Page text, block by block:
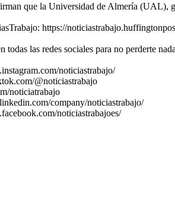
que la Universidad de Almería (UAL),
https://
todas las redes sociales para no perderte
noticiastrabajo/
@noticiastrabajo
noticiatrabajo
company/noticiastrabajo/
noticiastrabajoes/